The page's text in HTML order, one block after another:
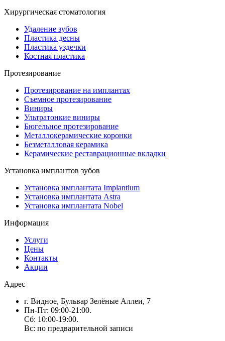
Хирургическая стоматология
Удаление зубов
Пластика десны
Пластика уздечки
Костная пластика
Протезирование
Протезирование на имплантах
Съемное протезирование
Виниры
Ультратонкие виниры
Бюгельное протезирование
Металлокерамические коронки
Безметалловая керамика
Керамические реставрационные вкладки
Установка имплантов зубов
Установка имплантата Implantium
Установка имплантата Astra
Установка имплантата Nobel
Информация
Услуги
Цены
Контакты
Акции
Адрес
г. Видное, Бульвар Зелёные Аллеи, 7
Пн-Пт: 09:00-21:00.
Сб: 10:00-19:00.
Вс: по предварительной записи